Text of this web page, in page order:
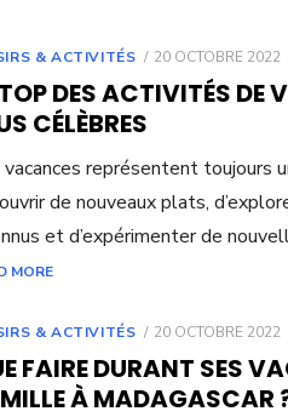
& ACTIVITÉS
POSTED
20 OCTOBRE 2022
DES ACTIVITÉS DE
CÉLÈBRES
vacances représentent toujours
de nouveaux plats,
et d’expérimenter de
MORE
& ACTIVITÉS
POSTED
20 OCTOBRE 2022
FAIRE DURANT SES
À MADAGASCAR